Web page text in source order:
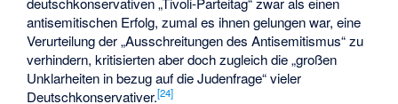
antisemitischen Erfolg, zumal es ihnen gelungen war, eine
Verurteilung der „Ausschreitungen des Antisemitismus“ zu
verhindern, kritisierten aber doch zugleich die „großen
Unklarheiten in bezug auf die Judenfrage“ vieler
Deutschkonservativer.[24]